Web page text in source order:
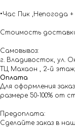
•Час Пик ,Непогода
Стоимость доставки
Самовывоз:
г. Владивосток, ул.
ТЦ Махаон , 2-й
Оплата
Для оформления
размере 50-100% от
Предоплата:
Сделайте заказ в